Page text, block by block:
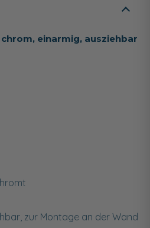
einarmig, ausziehbar
zur Montage an der Wand